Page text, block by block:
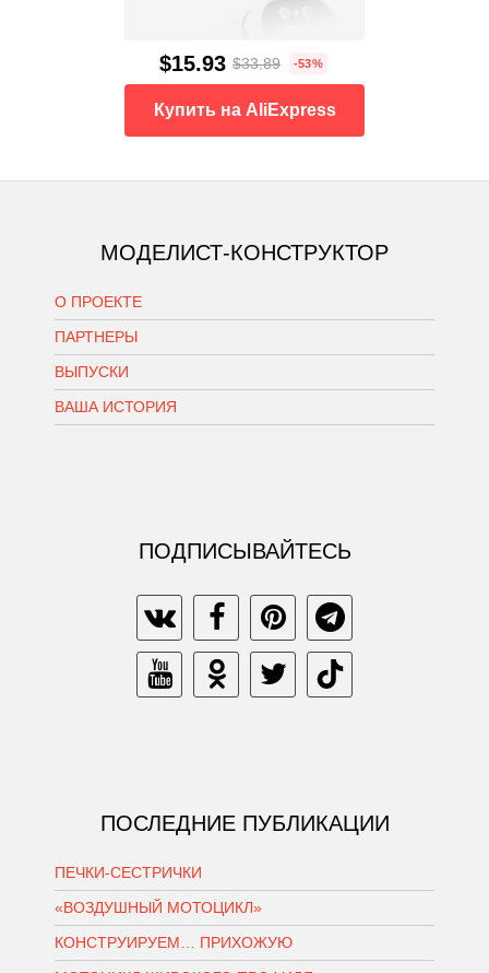
$15.93 $33.89 -53%
Купить на AliExpress
МОДЕЛИСТ-КОНСТРУКТОР
О ПРОЕКТЕ
ПАРТНЕРЫ
ВЫПУСКИ
ВАША ИСТОРИЯ
ПОДПИСЫВАЙТЕСЬ
ПОСЛЕДНИЕ ПУБЛИКАЦИИ
ПЕЧКИ-СЕСТРИЧКИ
«ВОЗДУШНЫЙ МОТОЦИКЛ»
КОНСТРУИРУЕМ… ПРИХОЖУЮ